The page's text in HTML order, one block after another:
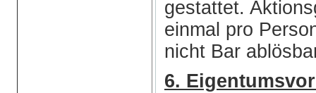
gestattet.
einmal pro
nicht Bar
6.